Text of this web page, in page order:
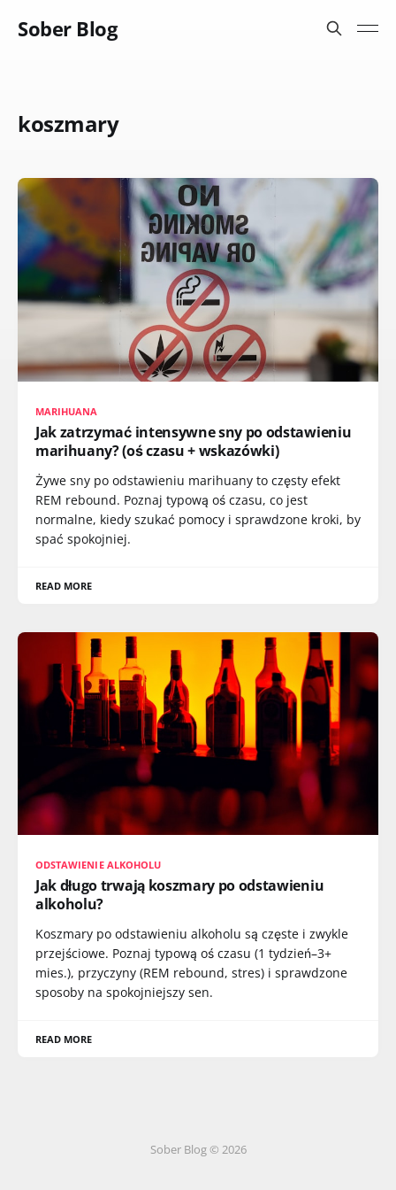
Sober Blog
koszmary
MARIHUANA
Jak zatrzymać intensywne sny po odstawieniu
marihuany? (oś czasu + wskazówki)
Żywe sny po odstawieniu marihuany to częsty efekt
REM rebound. Poznaj typową oś czasu, co jest
normalne, kiedy szukać pomocy i sprawdzone kroki, by
spać spokojniej.
READ MORE
ODSTAWIENIE ALKOHOLU
Jak długo trwają koszmary po odstawieniu
alkoholu?
Koszmary po odstawieniu alkoholu są częste i zwykle
przejściowe. Poznaj typową oś czasu (1 tydzień–3+
mies.), przyczyny (REM rebound, stres) i sprawdzone
sposoby na spokojniejszy sen.
READ MORE
Sober Blog © 2026